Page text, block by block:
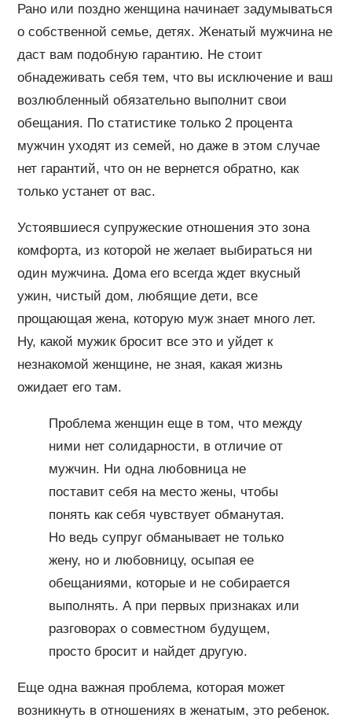
Рано или поздно женщина начинает задумываться
о собственной семье, детях. Женатый мужчина не
даст вам подобную гарантию. Не стоит
обнадеживать себя тем, что вы исключение и ваш
возлюбленный обязательно выполнит свои
обещания. По статистике только 2 процента
мужчин уходят из семей, но даже в этом случае
нет гарантий, что он не вернется обратно, как
только устанет от вас.
Устоявшиеся супружеские отношения это зона
комфорта, из которой не желает выбираться ни
один мужчина. Дома его всегда ждет вкусный
ужин, чистый дом, любящие дети, все
прощающая жена, которую муж знает много лет.
Ну, какой мужик бросит все это и уйдет к
незнакомой женщине, не зная, какая жизнь
ожидает его там.
Проблема женщин еще в том, что между
ними нет солидарности, в отличие от
мужчин. Ни одна любовница не
поставит себя на место жены, чтобы
понять как себя чувствует обманутая.
Но ведь супруг обманывает не только
жену, но и любовницу, осыпая ее
обещаниями, которые и не собирается
выполнять. А при первых признаках или
разговорах о совместном будущем,
просто бросит и найдет другую.
Еще одна важная проблема, которая может
возникнуть в отношениях в женатым, это ребенок.